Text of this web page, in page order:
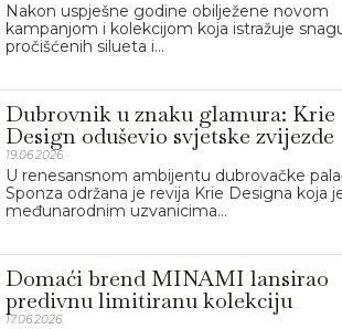
Nakon uspješne godine obilježene novom
kampanjom i kolekcijom koja istražuje
pročišćenih silueta i...
Dubrovnik u znaku glamura: Krie
Design oduševio svjetske zvijezde
19.06.2026.
U renesansnom ambijentu dubrovačke
Sponza održana je revija Krie Designa koja
međunarodnim uzvanicima...
Domaći brend MINAMI lansirao
predivnu limitiranu kolekciju
17.06.2026.